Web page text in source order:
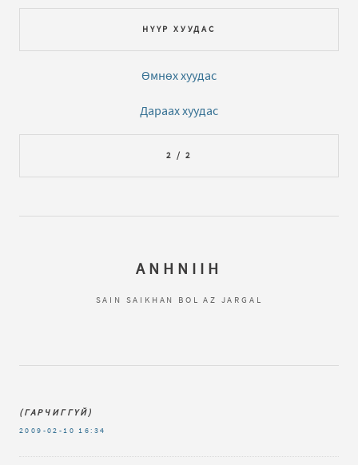
НҮҮР ХУУДАС
Өмнөх хуудас
Дараах хуудас
2 / 2
ANHNIIH
SAIN SAIKHAN BOL AZ JARGAL
(ГАРЧИГГҮЙ)
2009-02-10 16:34